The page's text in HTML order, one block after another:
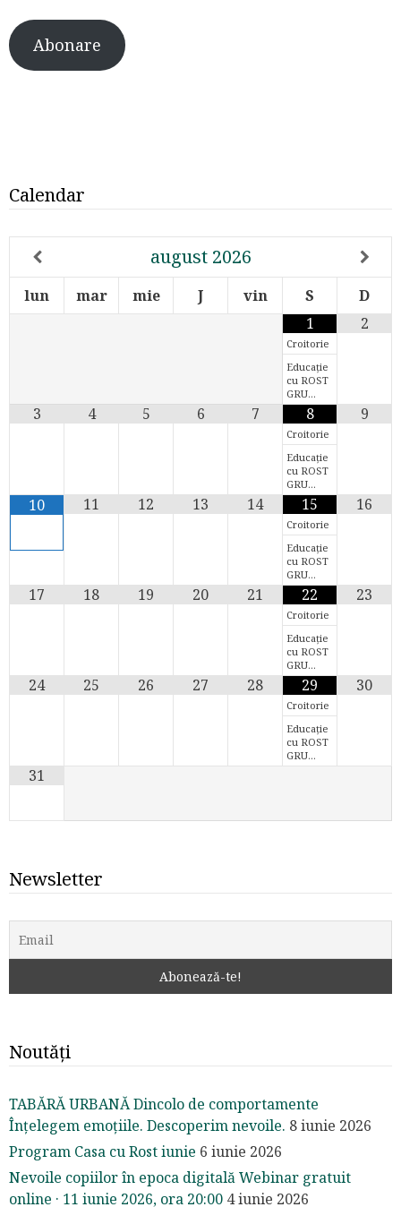
Abonare
Calendar
august 2026
lun mar mie J vin S
D
1
Croitorie
Educație
cu ROST
GRU…
2
3 4 5 6 7 8
Croitorie
Educație
cu ROST
GRU…
9
10 11 12 13 14 15
Croitorie
Educație
cu ROST
GRU…
16
17 18 19 20 21 22
Croitorie
Educație
cu ROST
GRU…
23
24 25 26 27 28 29
Croitorie
Educație
cu ROST
GRU…
30
31
Newsletter
Noutăți
TABĂRĂ URBANĂ Dincolo de comportamente
Înțelegem emoțiile. Descoperim nevoile. 8 iunie 2026
Program Casa cu Rost iunie 6 iunie 2026
Nevoile copiilor în epoca digitală Webinar gratuit
online · 11 iunie 2026, ora 20:00 4 iunie 2026